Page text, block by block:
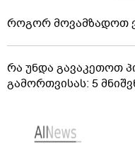
როგორ მოვამზადოთ
რა უნდა გავაკეთოთ
გამორთვისას: 5